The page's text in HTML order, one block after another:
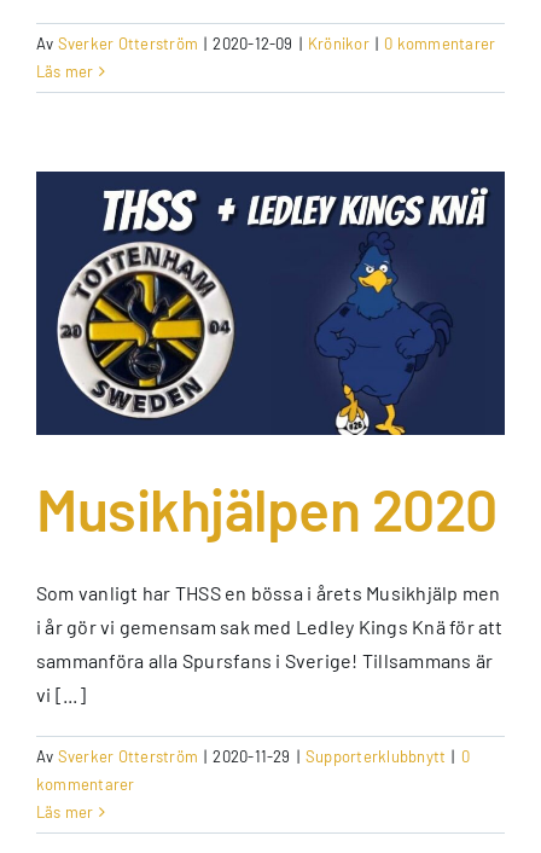
Av Sverker Otterström | 2020-12-09 | Krönikor | 0 kommentarer
Läs mer
Musikhjälpen 2020
Som vanligt har THSS en bössa i årets Musikhjälp men
i år gör vi gemensam sak med Ledley Kings Knä för att
sammanföra alla Spursfans i Sverige! Tillsammans är
vi [...]
Av Sverker Otterström | 2020-11-29 | Supporterklubbnytt | 0
kommentarer
Läs mer